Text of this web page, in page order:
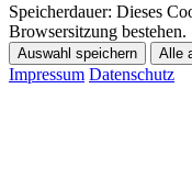
Speicherdauer: Dieses
Browsersitzung bestehen.
Auswahl speichern Alle
Impressum Datenschutz